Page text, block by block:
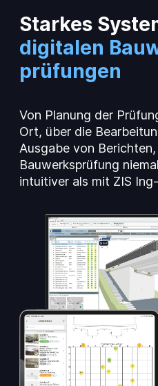
Download
Preise
Dokumentation
Starkes
digitalen
prüfungen
Von Planung der
Ort, über die
Ausgabe von
Bauwerksprüfung
intuitiver als mit ZIS